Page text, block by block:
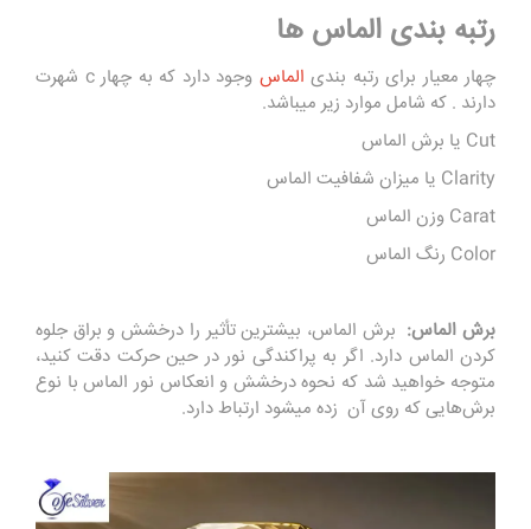
رتبه بندی الماس ها
چهار معیار برای رتبه بندی الماس
وجود دارد که به چهار c شهرت
دارند . که شامل موارد زیر میباشد.
Cut یا برش الماس
Clarity یا میزان شفافیت الماس
Carat وزن الماس
Color رنگ الماس
برش الماس: برش الماس، بیشترین تأثیر را درخشش و براق جلوه
کردن الماس دارد. اگر به پراکندگی نور در حین حرکت دقت کنید،
متوجه خواهید شد که نحوه درخشش و انعکاس نور الماس با نوع
برش‌هایی که روی آن زده میشود ارتباط دارد.